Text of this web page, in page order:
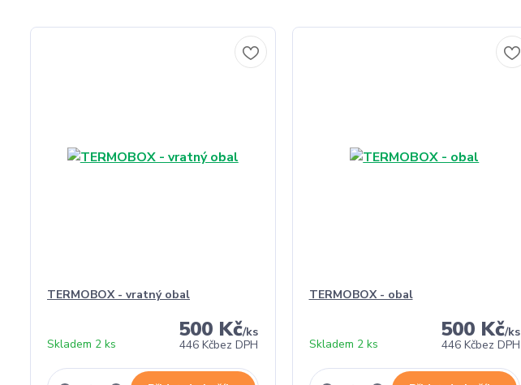
TERMOBOX - vratný obal
500 Kč/ks
446 Kčbez DPH
Skladem 2 ks
TERMOBOX - obal
500 Kč/ks
446 Kčbez DPH
Skladem 2 ks